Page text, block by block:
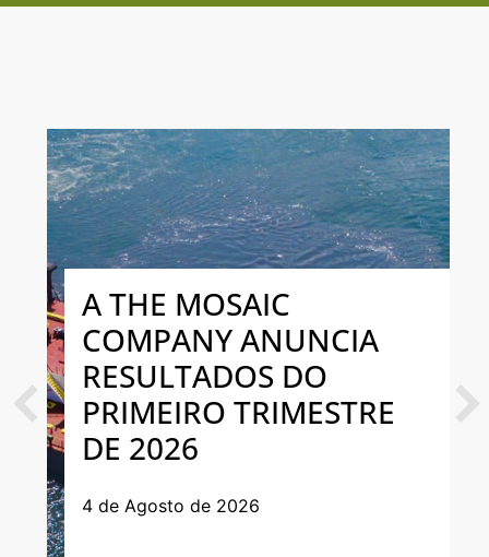
A THE MOSAIC
COMPANY ANUNCIA
RESULTADOS DO
PRIMEIRO TRIMESTRE
DE 2026
4 de Agosto de 2026
Previous